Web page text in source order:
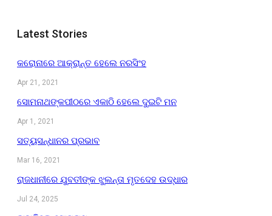
Latest Stories
କରୋନାରେ ଆକ୍ରାନ୍ତ ହେଲେ ନରସିଂହ
Apr 21, 2021
ସୋମନାଥଙ୍କପୀଠରେ ଏକାଠି ହେଲେ ଦୁଇଟି ମନ
Apr 1, 2021
ସତ୍ୟସନ୍ଧାନର ପ୍ରଭାବ
Mar 16, 2021
ରାଜଧାନୀରେ ଯୁବତୀଙ୍କ ଝୁଲନ୍ତା ମୃତଦେହ ଉଦ୍ଧାର
Jul 24, 2025